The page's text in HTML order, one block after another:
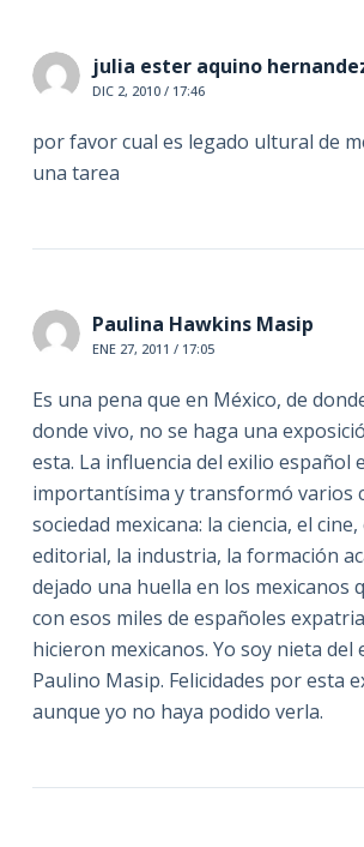
julia ester aquino
DIC 2, 2010 / 17:46
por favor cual es legado ultural de
una tarea
Paulina Hawkins Masip
ENE 27, 2011 / 17:05
Es una pena que en México, de
donde vivo, no se haga una
esta. La influencia del exilio español
importantísima y transformó varios
sociedad mexicana: la ciencia, el
editorial, la industria, la formación
dejado una huella en los mexicanos
con esos miles de españoles
hicieron mexicanos. Yo soy nieta
Paulino Masip. Felicidades por esta
aunque yo no haya podido verla.